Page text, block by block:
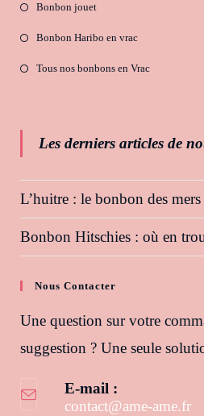
Bonbon jouet
Bonbon Haribo en vrac
Tous nos bonbons en Vrac
Les derniers articles de
L’huitre : le bonbon des mers
Bonbon Hitschies : où en
Nous Contacter
Une question sur votre
suggestion ? Une seule
E-mail :
contact@ame-ame.fr